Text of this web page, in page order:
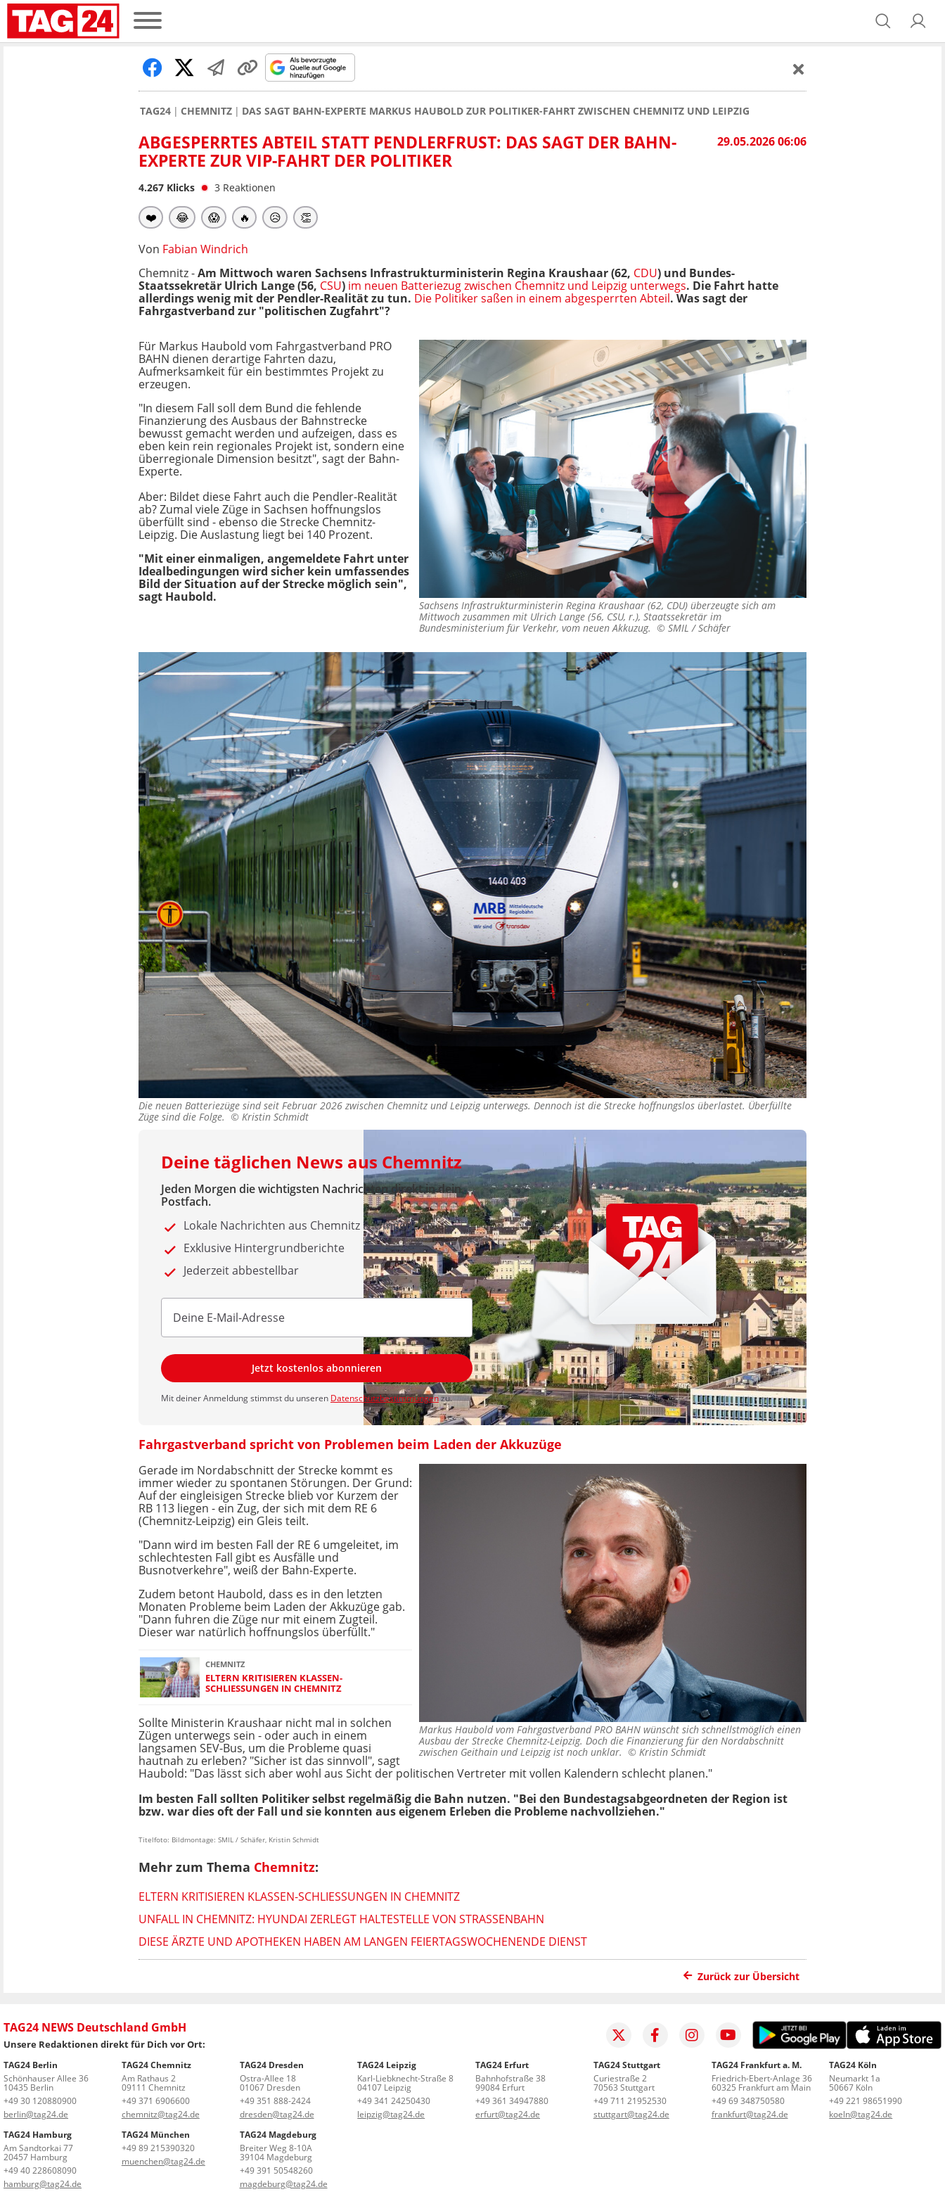
TAG24 CHEMNITZ DAS SAGT BAHN-EXPERTE MARKUS HAUBOLD ZUR POLITIKER-FAHRT ZWISCHEN CHEMNITZ UND LEIPZIG
29.05.2026 06:06
ABGESPERRTES ABTEIL STATT PENDLERFRUST: DAS SAGT DER BAHN-
EXPERTE ZUR VIP-FAHRT DER POLITIKER
4.267 Klicks 3 Reaktionen
❤️ 😂 😱 🔥 😥 👏
Von Fabian Windrich
Chemnitz -Am Mittwoch waren Sachsens Infrastrukturministerin Regina Kraushaar (62, CDU) und Bundes-
Staatssekretär Ulrich Lange (56, CSU) im neuen Batteriezug zwischen Chemnitz und Leipzig unterwegs. Die Fahrt hatte
allerdings wenig mit der Pendler-Realität zu tun. Die Politiker saßen in einem abgesperrten Abteil. Was sagt der
Fahrgastverband zur "politischen Zugfahrt"?
Sachsens Infrastrukturministerin Regina Kraushaar (62, CDU) überzeugte sich am
Mittwoch zusammen mit Ulrich Lange (56, CSU, r.), Staatssekretär im
Bundesministerium für Verkehr, vom neuen Akkuzug. © SMIL / Schäfer
Für Markus Haubold vom Fahrgastverband PRO
BAHN dienen derartige Fahrten dazu,
Aufmerksamkeit für ein bestimmtes Projekt zu
erzeugen.
"In diesem Fall soll dem Bund die fehlende
Finanzierung des Ausbaus der Bahnstrecke
bewusst gemacht werden und aufzeigen, dass es
eben kein rein regionales Projekt ist, sondern eine
überregionale Dimension besitzt", sagt der Bahn-
Experte.
Aber: Bildet diese Fahrt auch die Pendler-Realität
ab? Zumal viele Züge in Sachsen hoffnungslos
überfüllt sind - ebenso die Strecke Chemnitz-
Leipzig. Die Auslastung liegt bei 140 Prozent.
"Mit einer einmaligen, angemeldete Fahrt unter
Idealbedingungen wird sicher kein umfassendes
Bild der Situation auf der Strecke möglich sein",
sagt Haubold.
Die neuen Batteriezüge sind seit Februar 2026 zwischen Chemnitz und Leipzig unterwegs. Dennoch ist die Strecke hoffnungslos überlastet. Überfüllte
Züge sind die Folge. © Kristin Schmidt
Deine täglichen News aus Chemnitz
Jeden Morgen die wichtigsten Nachrichten direkt in dein
Postfach.
Lokale Nachrichten aus Chemnitz & Umgebung
Exklusive Hintergrundberichte
Jederzeit abbestellbar
Jetzt kostenlos abonnieren
Mit deiner Anmeldung stimmst du unseren Datenschutzbestimmungenzu.
Fahrgastverband spricht von Problemen beim Laden der Akkuzüge
Markus Haubold vom Fahrgastverband PRO BAHN wünscht sich schnellstmöglich einen
Ausbau der Strecke Chemnitz-Leipzig. Doch die Finanzierung für den Nordabschnitt
zwischen Geithain und Leipzig ist noch unklar. © Kristin Schmidt
Gerade im Nordabschnitt der Strecke kommt es
immer wieder zu spontanen Störungen. Der Grund:
Auf der eingleisigen Strecke blieb vor Kurzem der
RB 113 liegen - ein Zug, der sich mit dem RE 6
(Chemnitz-Leipzig) ein Gleis teilt.
"Dann wird im besten Fall der RE 6 umgeleitet, im
schlechtesten Fall gibt es Ausfälle und
Busnotverkehre", weiß der Bahn-Experte.
Zudem betont Haubold, dass es in den letzten
Monaten Probleme beim Laden der Akkuzüge gab.
"Dann fuhren die Züge nur mit einem Zugteil.
Dieser war natürlich hoffnungslos überfüllt."
CHEMNITZ
ELTERN KRITISIEREN KLASSEN-
SCHLIESSUNGEN IN CHEMNITZ
Sollte Ministerin Kraushaar nicht mal in solchen
Zügen unterwegs sein - oder auch in einem
langsamen SEV-Bus, um die Probleme quasi
hautnah zu erleben? "Sicher ist das sinnvoll", sagt
Haubold: "Das lässt sich aber wohl aus Sicht der politischen Vertreter mit vollen Kalendern schlecht planen."
Im besten Fall sollten Politiker selbst regelmäßig die Bahn nutzen. "Bei den Bundestagsabgeordneten der Region ist
bzw. war dies oft der Fall und sie konnten aus eigenem Erleben die Probleme nachvollziehen."
Titelfoto: Bildmontage: SMIL / Schäfer, Kristin Schmidt
Mehr zum Thema Chemnitz:
ELTERN KRITISIEREN KLASSEN-SCHLIESSUNGEN IN CHEMNITZ
UNFALL IN CHEMNITZ: HYUNDAI ZERLEGT HALTESTELLE VON STRASSENBAHN
DIESE ÄRZTE UND APOTHEKEN HABEN AM LANGEN FEIERTAGSWOCHENENDE DIENST
Zurück zur Übersicht
TAG24 NEWS Deutschland GmbH
Unsere Redaktionen direkt für Dich vor Ort:
TAG24 Berlin
Schönhauser Allee 36
10435 Berlin
+49 30 120880900
berlin@tag24.de
TAG24 Chemnitz
Am Rathaus 2
09111 Chemnitz
+49 371 6906600
chemnitz@tag24.de
TAG24 Dresden
Ostra-Allee 18
01067 Dresden
+49 351 888-2424
dresden@tag24.de
TAG24 Leipzig
Karl-Liebknecht-Straße 8
04107 Leipzig
+49 341 24250430
leipzig@tag24.de
TAG24 Erfurt
Bahnhofstraße 38
99084 Erfurt
+49 361 34947880
erfurt@tag24.de
TAG24 Stuttgart
Curiestraße 2
70563 Stuttgart
+49 711 21952530
stuttgart@tag24.de
TAG24 Frankfurt a. M.
Friedrich-Ebert-Anlage 36
60325 Frankfurt am Main
+49 69 348750580
frankfurt@tag24.de
TAG24 Köln
Neumarkt 1a
50667 Köln
+49 221 98651990
koeln@tag24.de
TAG24 Hamburg
Am Sandtorkai 77
20457 Hamburg
+49 40 228608090
hamburg@tag24.de
TAG24 München
+49 89 215390320
muenchen@tag24.de
TAG24 Magdeburg
Breiter Weg 8-10A
39104 Magdeburg
+49 391 50548260
magdeburg@tag24.de